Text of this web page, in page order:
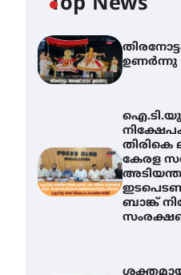
ഉണർന്നു
ഐ.ടി.യു.
തിരികെ
കേരള
ബാങ്ക്